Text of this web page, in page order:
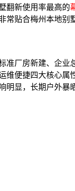
翻新使用率最高的
常贴合梅州本地
厂房新建、企
维便捷四大核心
明显，长期户外暴